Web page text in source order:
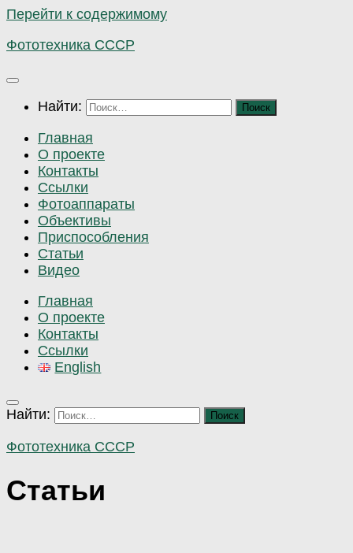
Перейти к содержимому
Фототехника СССР
Найти:
Главная
О проекте
Контакты
Ссылки
Фотоаппараты
Объективы
Приспособления
Статьи
Видео
Главная
О проекте
Контакты
Ссылки
English
Найти:
Фототехника СССР
Статьи